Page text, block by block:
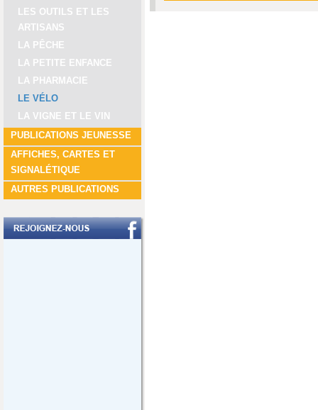
LES OUTILS ET LES
ARTISANS
LA PÊCHE
LA PETITE ENFANCE
LA PHARMACIE
LE VÉLO
LA VIGNE ET LE VIN
PUBLICATIONS JEUNESSE
AFFICHES, CARTES ET
SIGNALÉTIQUE
AUTRES PUBLICATIONS